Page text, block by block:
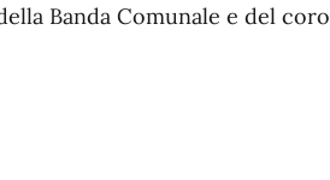
Banda Comunale e del coro